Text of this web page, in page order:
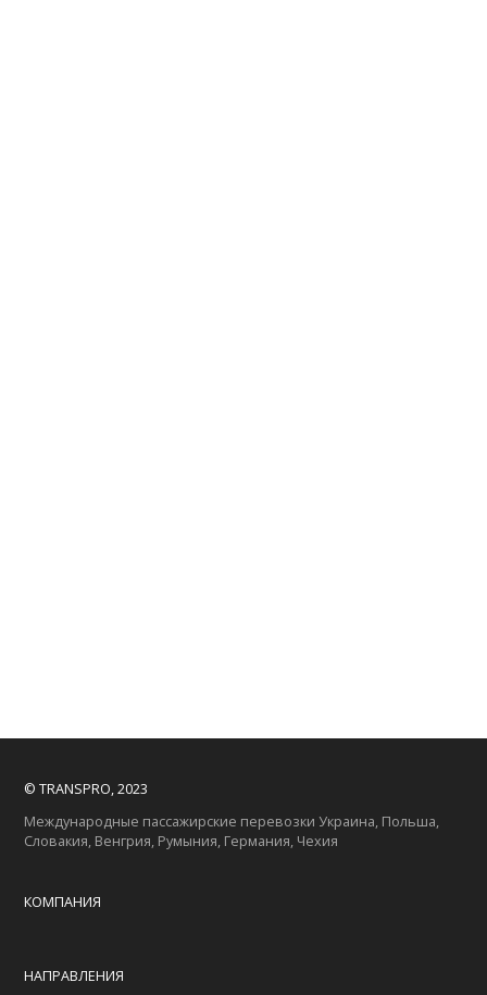
© TRANSPRO, 2023
Международные пассажирские перевозки Украина, Польша,
Словакия, Венгрия, Румыния, Германия, Чехия
КОМПАНИЯ
НАПРАВЛЕНИЯ